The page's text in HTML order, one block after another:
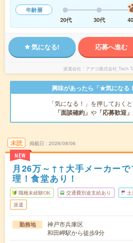
年齢層
20代
30代
気になる! 応募へ進む
派遣会社 アデコ株式会社 Tech
興味があったら「★気になる
「気になる！」を押しておく
「面談確約」 や 「応募歓迎」
未読
NEW
掲載日 2026/08/06
月26万～↑↑大手メーカーで
理！食堂あり！
職種未経験OK 交通費別途支給あり
派遣
勤務地
神戸市兵庫区
和田岬駅から徒歩9分